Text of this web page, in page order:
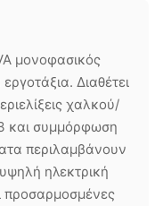
μονοφασικός
Διαθέτει
χαλκού/
και συμμόρφωση
περιλαμβάνουν
ηλεκτρική
προσαρμοσμένες